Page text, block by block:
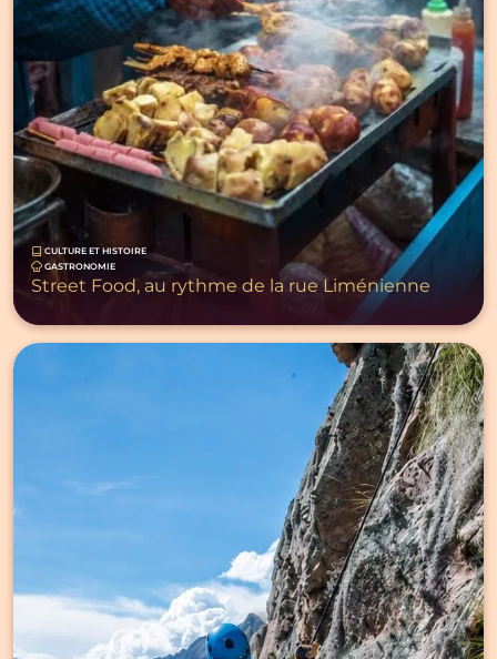
CULTURE ET HISTOIRE
GASTRONOMIE
Street Food, au rythme de la rue Liménienne